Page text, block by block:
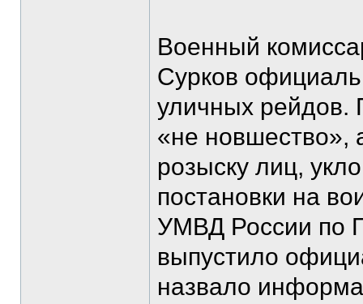
Военный
Сурков
уличных рейдов.
«не новшество»,
розыску лиц,
постановки на
УМВД России по
выпустило
назвало